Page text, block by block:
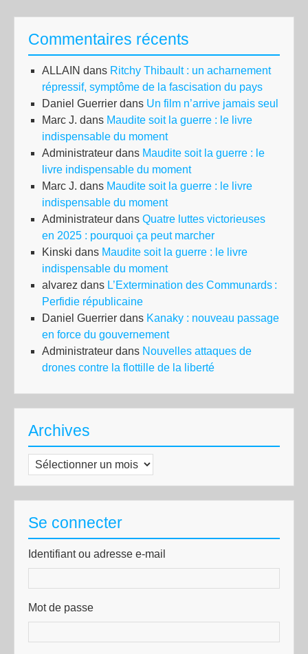
Commentaires récents
ALLAIN dans Ritchy Thibault : un acharnement
répressif, symptôme de la fascisation du pays
Daniel Guerrier dans Un film n’arrive jamais seul
Marc J. dans Maudite soit la guerre : le livre
indispensable du moment
Administrateur dans Maudite soit la guerre : le
livre indispensable du moment
Marc J. dans Maudite soit la guerre : le livre
indispensable du moment
Administrateur dans Quatre luttes victorieuses
en 2025 : pourquoi ça peut marcher
Kinski dans Maudite soit la guerre : le livre
indispensable du moment
alvarez dans L’Extermination des Communards :
Perfidie républicaine
Daniel Guerrier dans Kanaky : nouveau passage
en force du gouvernement
Administrateur dans Nouvelles attaques de
drones contre la flottille de la liberté
Archives
Archives
Se connecter
Identifiant ou adresse e-mail
Mot de passe